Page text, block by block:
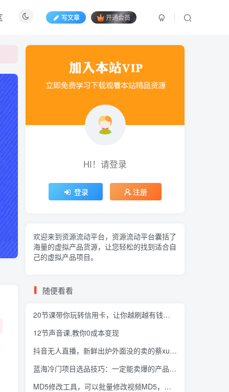
写文章 开通会员
HI！请登录
登录 注册
欢迎来到资源流动平台，资源流动平台囊括了
海量的虚拟产品货源，让您轻松的找到适合自
己的虚拟产品项目。
随便看看
20节课带你玩转信用卡，让你越刷越有钱（完结）
12节声音课,教你0成本变现
抖音无人直播，新鲜出炉外面没的卖的蔡xu坤版云蹦迪！
蓝海冷门项目选品技巧：一定能卖爆的产品 从此赚钱变轻松 而且是躺赚【登录网站即可下载】
MD5修改工具，可以批量修改视频MD5，视频搬运必备工具